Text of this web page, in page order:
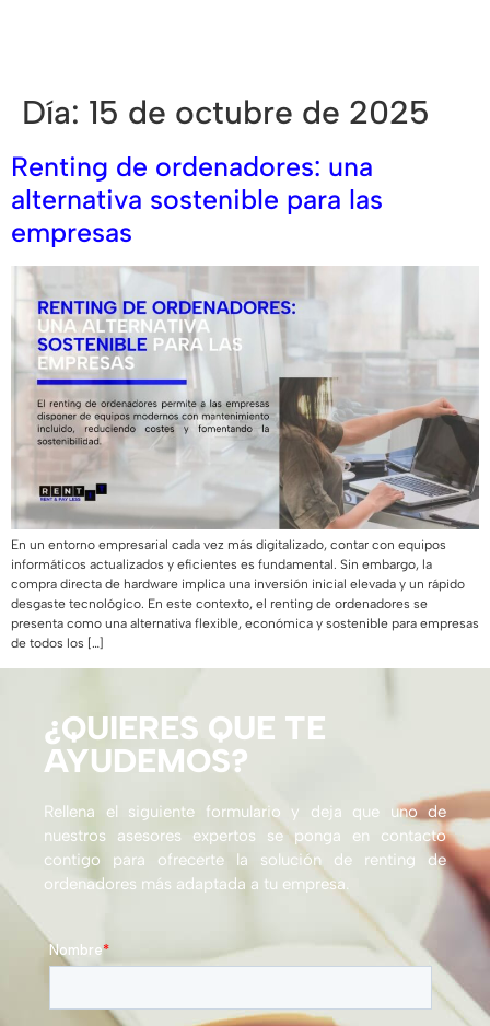
Día: 15 de octubre de 2025
Renting de ordenadores: una
alternativa sostenible para las
empresas
En un entorno empresarial cada vez más digitalizado, contar con equipos
informáticos actualizados y eficientes es fundamental. Sin embargo, la
compra directa de hardware implica una inversión inicial elevada y un rápido
desgaste tecnológico. En este contexto, el renting de ordenadores se
presenta como una alternativa flexible, económica y sostenible para empresas
de todos los […]
¿QUIERES QUE TE
AYUDEMOS?
Rellena el siguiente formulario y deja que uno de
nuestros asesores expertos se ponga en contacto
contigo para ofrecerte la solución de renting de
ordenadores más adaptada a tu empresa.